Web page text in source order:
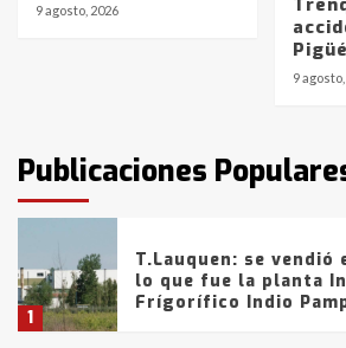
9 agosto, 2026
Pigüé
9
Publicaciones
Blanca anticipa que
con lluvias y
fueron detenidos por
comercialización de
tarde del sábado
1
T.Lauquen: se
lo que fue la planta
Frígorífico Indio